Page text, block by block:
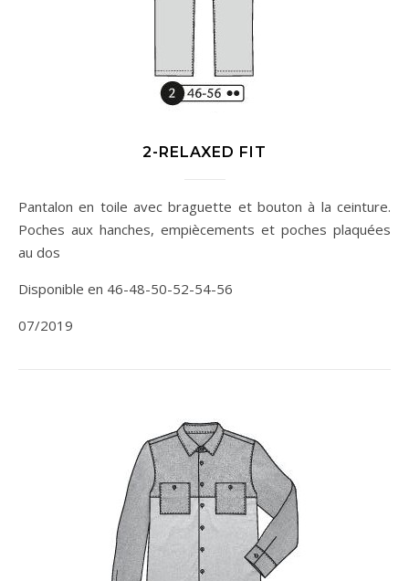
2-RELAXED FIT
Pantalon en toile avec braguette et bouton à la ceinture.
Poches aux hanches, empiècements et poches plaquées
au dos
Disponible en 46-48-50-52-54-56
07/2019